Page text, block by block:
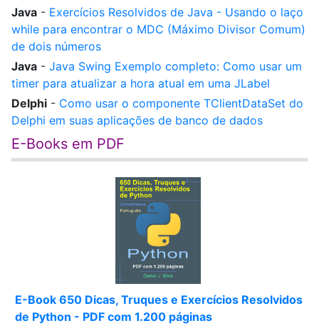
Java - Exercícios Resolvidos de Java - Usando o laço
while para encontrar o MDC (Máximo Divisor Comum)
de dois números
Java - Java Swing Exemplo completo: Como usar um
timer para atualizar a hora atual em uma JLabel
Delphi - Como usar o componente TClientDataSet do
Delphi em suas aplicações de banco de dados
E-Books em PDF
E-Book 650 Dicas, Truques e Exercícios Resolvidos
de Python - PDF com 1.200 páginas